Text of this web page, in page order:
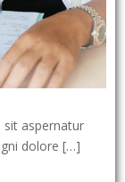
aspernatur
dolore […]